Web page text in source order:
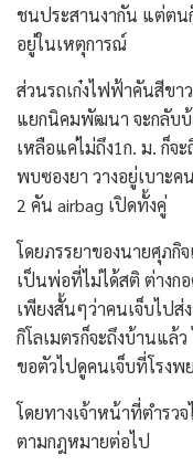
ชนประสานงากัน แต่ตน
อยู่ในเหตุการณ์
ส่วนรถเก๋งไฟฟ้าคันสีข
แยกนิคมพัฒนา จะกลับ
เหลือแค่ไม่ถึง1ก. ม. ก็จ
พบซองยา วางอยู่เบาะค
2 คัน airbag เปิดทั้งคู่
โดยภรรยาของนายศุภกิ
เป็นพ่อที่ไม่ได้สติ ต่างก
เพียงสั้นๆว่าคนเจ็บไปส่
กิโลเมตรก็จะถึงบ้านแล้
ขอตัวไปดูคนเจ็บที่โรง
โดยทางเจ้าหน้าที่ตำรว
ตามกฎหมายต่อไป